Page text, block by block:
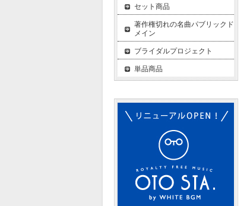
セット商品
著作権切れの名曲パブリックド
メイン
ブライダルプロジェクト
単品商品